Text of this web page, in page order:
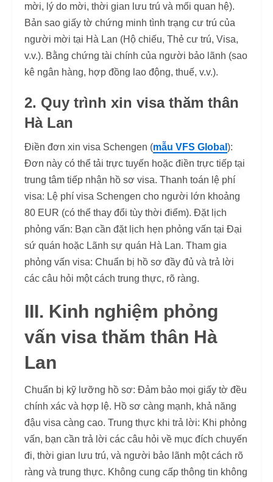
mời, lý do mời, thời gian lưu trú và mối quan hệ).
Bản sao giấy tờ chứng minh tình trạng cư trú của
người mời tại Hà Lan (Hộ chiếu, Thẻ cư trú, Visa,
v.v.). Bằng chứng tài chính của người bảo lãnh (sao
kê ngân hàng, hợp đồng lao động, thuế, v.v.).
2. Quy trình xin visa thăm thân
Hà Lan
Điền đơn xin visa Schengen (mẫu VFS Global ):
Đơn này có thể tải trực tuyến hoặc điền trực tiếp tại
trung tâm tiếp nhận hồ sơ visa. Thanh toán lệ phí
visa: Lệ phí visa Schengen cho người lớn khoảng
80 EUR (có thể thay đổi tùy thời điểm). Đặt lịch
phỏng vấn: Bạn cần đặt lịch hẹn phỏng vấn tại Đại
sứ quán hoặc Lãnh sự quán Hà Lan. Tham gia
phỏng vấn visa: Chuẩn bị hồ sơ đầy đủ và trả lời
các câu hỏi một cách trung thực, rõ ràng.
III. Kinh nghiệm phỏng
vấn visa thăm thân Hà
Lan
Chuẩn bị kỹ lưỡng hồ sơ: Đảm bảo mọi giấy tờ đều
chính xác và hợp lệ. Hồ sơ càng mạnh, khả năng
đậu visa càng cao. Trung thực khi trả lời: Khi phỏng
vấn, bạn cần trả lời các câu hỏi về mục đích chuyến
đi, thời gian lưu trú, và người bảo lãnh một cách rõ
ràng và trung thực. Không cung cấp thông tin không